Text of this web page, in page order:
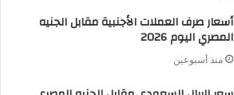
أسعار صرف العملات الأجنبية مقابل الجنيه
المصري اليوم 2026
منذ أسبوعين